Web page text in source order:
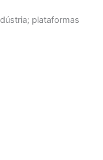
plataformas